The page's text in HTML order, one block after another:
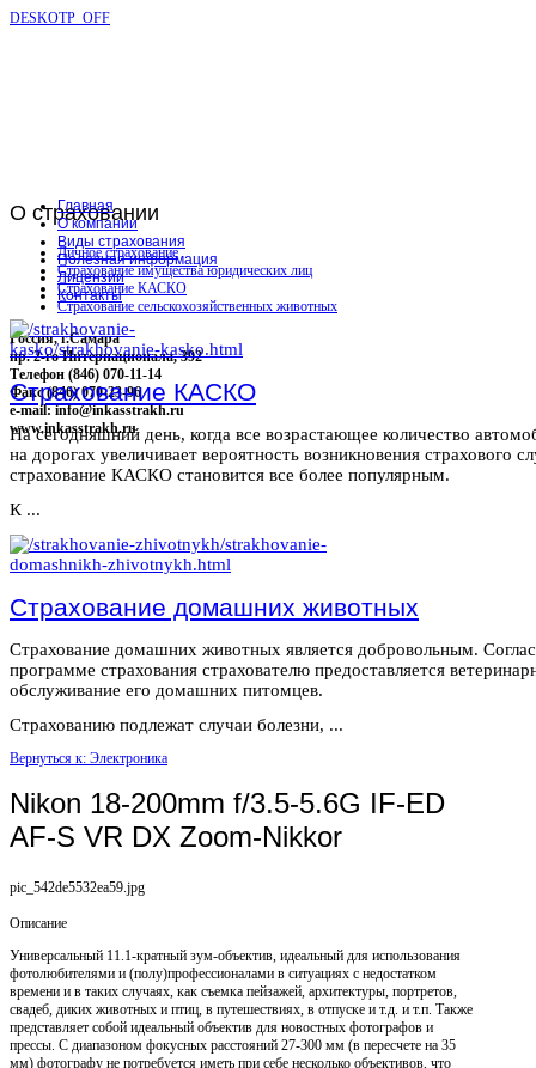
DESKOTP_OFF
О страховании
Личное страхование
Страхование имущества юридических лиц
Страхование КАСКО
Страхование сельскохозяйственных животных
Россия, г.Самара
пр. 2-го Интернационала, 392
Телефон (846) 070-11-14
Факс (846) 070-23-96
e-mail: info@inkasstrakh.ru
www.inkasstrakh.ru
Главная
О компании
Виды страхования
Полезная информация
Лицензии
Контакты
Страхование КАСКО
На сегодняшний день, когда все возрастающее количество
на дорогах увеличивает вероятность возникновения страхового
страхование КАСКО становится все более популярным.
К ...
Страхование домашних животных
Страхование домашних животных является добровольным.
программе страхования страхователю предоставляется
обслуживание его домашних питомцев.
Страхованию подлежат случаи болезни, ...
Вернуться к: Электроника
Nikon 18-200mm f/3.5-5.6G IF-ED
AF-S VR DX Zoom-Nikkor
pic_542de5532ea59.jpg
Описание
Универсальный 11.1-кратный зум-объектив, идеальный для использования
фотолюбителями и (полу)профессионалами в ситуациях с недостатком
времени и в таких случаях, как съемка пейзажей, архитектуры, портретов,
свадеб, диких животных и птиц, в путешествиях, в отпуске и т.д. и т.п. Также
представляет собой идеальный объектив для новостных фотографов и
прессы. С диапазоном фокусных расстояний 27-300 мм (в пересчете на 35
мм) фотографу не потребуется иметь при себе несколько объективов, что